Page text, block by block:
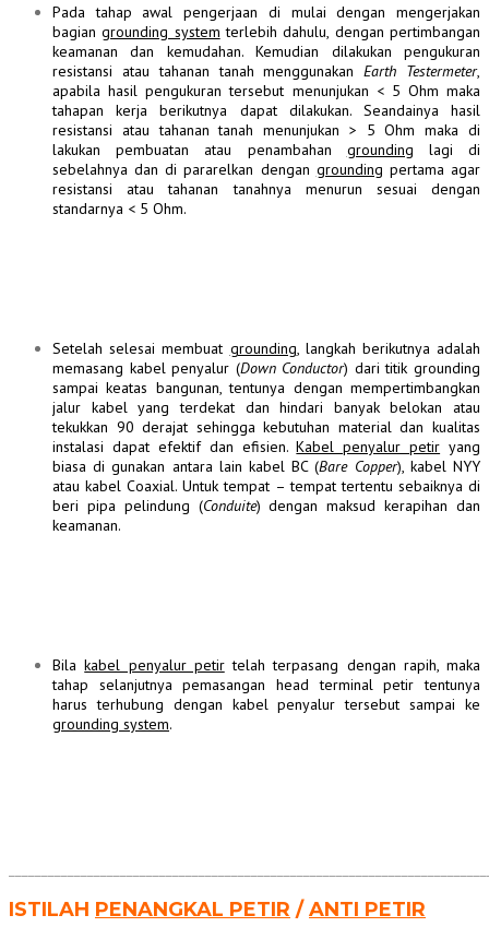
Pada tahap awal pengerjaan di mulai dengan mengerjakan
bagiangrounding system terlebih dahulu, dengan pertimbangan
keamanan dan kemudahan. Kemudian dilakukan pengukuran
resistansi atau tahanan tanah menggunakanEarth Testermeter,
apabila hasil pengukuran tersebut menunjukan < 5 Ohm maka
tahapan kerja berikutnya dapat dilakukan. Seandainya hasil
resistansi atau tahanan tanah menunjukan > 5 Ohm maka di
lakukan pembuatan atau penambahan grounding lagi di
sebelahnya dan di pararelkan dengan grounding pertama agar
resistansi atau tahanan tanahnya menurun sesuai dengan
standarnya < 5 Ohm.
Setelah selesai membuat grounding , langkah berikutnya adalah
memasang kabel penyalur (Down Conductor) dari titik grounding
sampai keatas bangunan, tentunya dengan mempertimbangkan
jalur kabel yang terdekat dan hindari banyak belokan atau
tekukkan 90 derajat sehingga kebutuhan material dan kualitas
instalasi dapat efektif dan efisien.Kabel penyalur petir yang
biasa di gunakan antara lain kabel BC (Bare Copper), kabel NYY
atau kabel Coaxial. Untuk tempat – tempat tertentu sebaiknya di
beri pipa pelindung (Conduite) dengan maksud kerapihan dan
keamanan.
Bilakabel penyalur petirtelah terpasang dengan rapih, maka
tahap selanjutnya pemasangan head terminal petir tentunya
harus terhubung dengan kabel penyalur tersebut sampai ke
grounding system.
ISTILAH PENANGKAL PETIR / ANTI PETIR